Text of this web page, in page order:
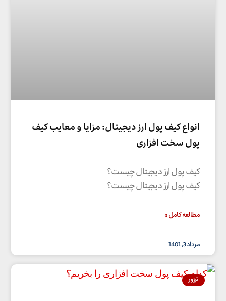
انواع کیف پول ارز دیجیتال: مزایا و معایب کیف
پول سخت افزاری
کیف پول ارز دیجیتال چیست؟
کیف پول ارز دیجیتال چیست؟
مطالعه کامل »
مرداد 3, 1401
ترزور